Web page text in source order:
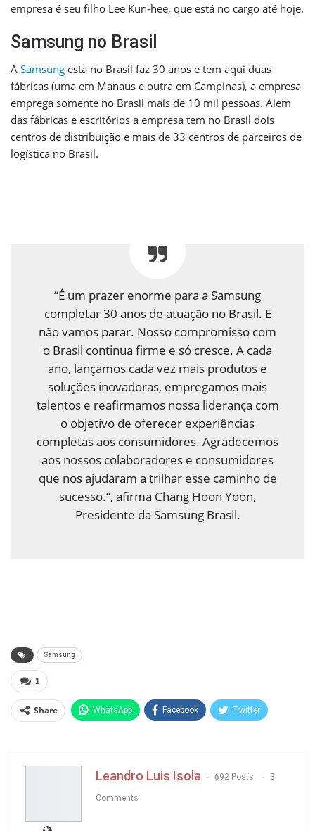
empresa é seu filho Lee Kun-hee, que está no cargo até hoje.
Samsung no Brasil
A Samsung esta no Brasil faz 30 anos e tem aqui duas
fábricas (uma em Manaus e outra em Campinas), a empresa
emprega somente no Brasil mais de 10 mil pessoas. Alem
das fábricas e escritórios a empresa tem no Brasil dois
centros de distribuição e mais de 33 centros de parceiros de
logística no Brasil.
“É um prazer enorme para a Samsung
completar 30 anos de atuação no Brasil. E
não vamos parar. Nosso compromisso com
o Brasil continua firme e só cresce. A cada
ano, lançamos cada vez mais produtos e
soluções inovadoras, empregamos mais
talentos e reafirmamos nossa liderança com
o objetivo de oferecer experiências
completas aos consumidores. Agradecemos
aos nossos colaboradores e consumidores
que nos ajudaram a trilhar esse caminho de
sucesso.”, afirma Chang Hoon Yoon,
Presidente da Samsung Brasil.
Samsung
1
Share WhatsApp Facebook Twitter
Leandro Luis Isola 692 Posts 3
Comments